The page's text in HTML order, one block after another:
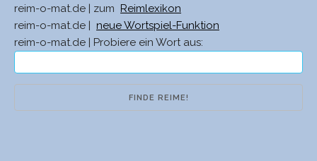
reim-o-mat.de | zum
Reimlexikon
reim-o-mat.de |
neue Wortspiel-Funktion
reim-o-mat.de | Probiere ein Wort aus: